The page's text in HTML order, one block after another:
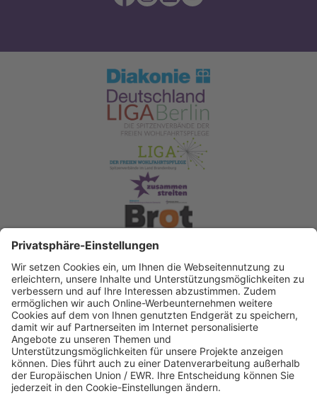
Spendenkonto Diakonisches Werk Berlin-
Brandenburg-schlesische Oberlausitz e.V
Bank für Sozialwirtschaft
IBAN: DE22 3702 0500 0003 2019 00